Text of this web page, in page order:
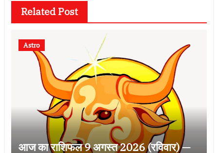
Related Post
Astro
आज का राशिफल 9 अगस्त 2026 (रविवार) —